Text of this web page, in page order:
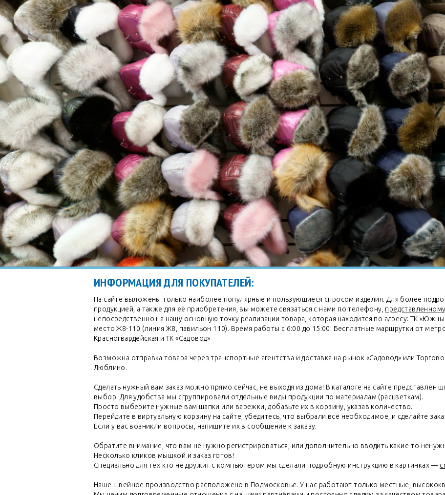
ИНФОРМАЦИЯ ДЛЯ ПОКУПАТЕЛЕЙ:
На сайте выложены только наиболее популярные и пользующиеся спросом изделия. Для более
продукцией, а также для её приобретения, вы можете связаться с нами по телефону,
непосредственно на нашу основную точку реализации товара, которая находится по адресу: ТК
место Ж8-110 (линия Ж8, павильон 110). Время работы с 6:00 до 15:00. Бесплатные маршрутки от
Красногвардейская и ТК «Садовод»
Возможна отправка товара через транспортные агентства и доставка на рынок «Садовод» или
Люблино.
Сделать нужный вам заказ можно прямо сейчас, не выходя из дома! В каталоге на сайте представлен
выбор. Для удобства мы сгруппировали отдельные виды продукции по материалам (расцветкам).
Просто выберите нужные вам шапки или варежки, добавьте их в корзину, указав количество.
Перейдите в виртуальную корзину на сайте, убедитесь, что выбрали всё необходимое, и сделайте
Если у вас возникли вопросы, напишите их в сообщение к заказу.
Обратите внимание, что вам не нужно регистрироваться, или дополнительно вводить какие-то
Несколько кликов мышкой и заказ готов!
Специально для тех кто не дружит с компьютером мы сделали подробную инструкцию в картинках —
Наше швейное производство расположено в Подмосковье. У нас работают только местные,